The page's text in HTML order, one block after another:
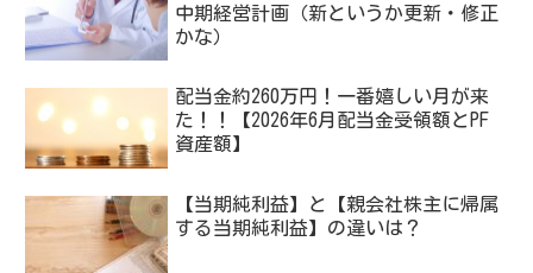
中期経営計画（新というか更新・修正
かな）
配当金約260万円！一番嬉しい月が来
た！！【2026年6月配当金受領額とPF
資産額】
【当期純利益】と【親会社株主に帰属
する当期純利益】の違いは？